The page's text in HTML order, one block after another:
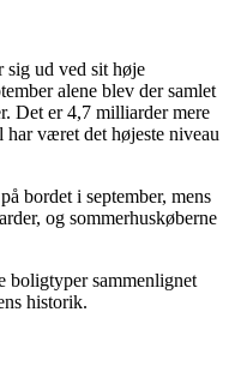
sig ud ved sit høje
alene blev der samlet
Det er 4,7 milliarder mere
har været det højeste niveau
bordet i september, mens
og sommerhuskøberne
boligtyper sammenlignet
historik.